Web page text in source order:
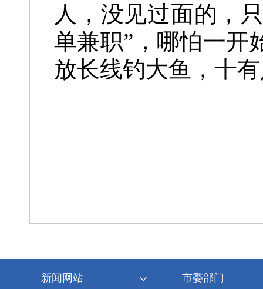
人，没见过面的，
单兼职”，哪怕一开
放长线钓大鱼，十
新闻网站 市委部门